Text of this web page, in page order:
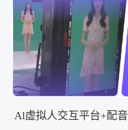
Al虚拟人交互平台+配音